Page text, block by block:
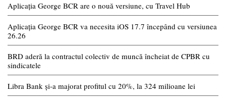
Aplicația George BCR are o nouă versiune, cu Travel Hub
Aplicația George BCR va necesita iOS 17.7 începând cu versiunea
26.26
BRD aderă la contractul colectiv de muncă încheiat de CPBR cu
sindicatele
Libra Bank și-a majorat profitul cu 20%, la 324 milioane lei